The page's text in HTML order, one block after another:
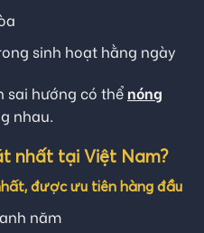
sinh hoạt hằng ngày
sai hướng có thể nóng
nhau.
nhất tại Việt Nam?
được ưu tiên hàng đầu
năm